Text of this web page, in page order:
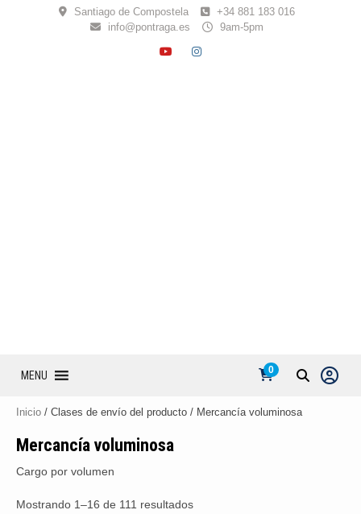
Santiago de Compostela
+34 881 183 016
info@pontraga.es
9am-5pm
YOUTUBE
INSTAGRAM
MENU 0
Inicio / Clases de envío del producto / Mercancía voluminosa
Mercancía voluminosa
Cargo por volumen
Mostrando 1–16 de 111 resultados